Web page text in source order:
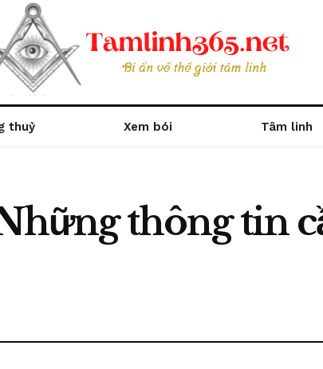
thuỷ Xem bói Tâm linh
thông tin